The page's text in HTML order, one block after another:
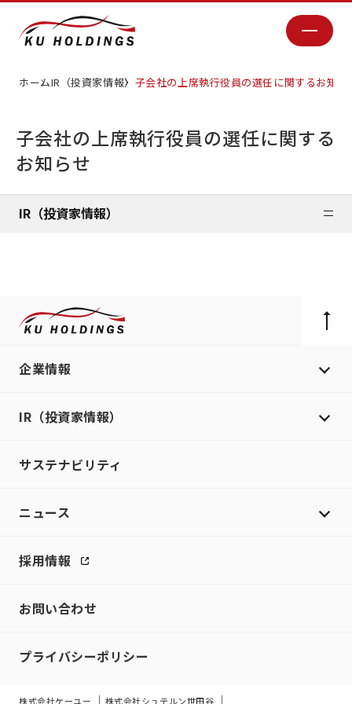
ホームIR（投資家情報） 子会社の上席執行役員の選任に関するお知ら
子会社の上席執行役員の選任に関する
お知らせ
IR（投資家情報）
企業情報
IR（投資家情報）
サステナビリティ
ニュース
採用情報
お問い合わせ
プライバシーポリシー
株式会社ケーユー 株式会社シュテルン世田谷